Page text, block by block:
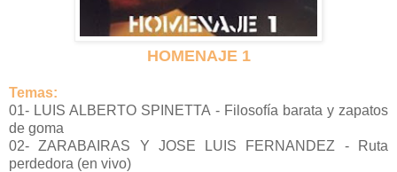
HOMENAJE 1
Temas:
01- LUIS ALBERTO SPINETTA - Filosofía barata y zapatos
de goma
02- ZARABAIRAS Y JOSE LUIS FERNANDEZ - Ruta
perdedora (en vivo)